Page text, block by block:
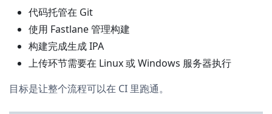
代码托管在 Git
使用 Fastlane 管理构建
构建完成生成 IPA
上传环节需要在 Linux 或 Windows 服务器执行
目标是让整个流程可以在 CI 里跑通。